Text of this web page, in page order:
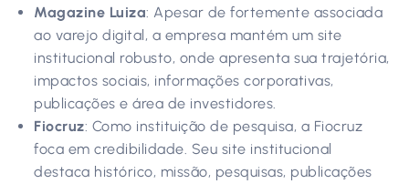
Magazine Luiza: Apesar de fortemente associada
ao varejo digital, a empresa mantém um site
institucional robusto, onde apresenta sua trajetória,
impactos sociais, informações corporativas,
publicações e área de investidores.
Fiocruz: Como instituição de pesquisa, a Fiocruz
foca em credibilidade. Seu site institucional
destaca histórico, missão, pesquisas, publicações